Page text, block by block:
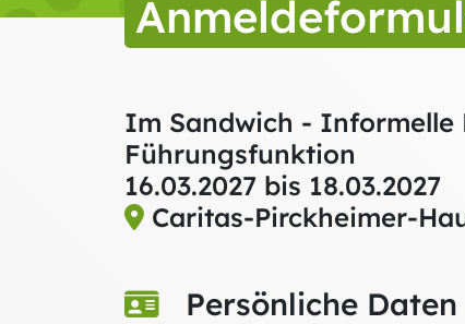
Im Sandwich - Informelle
Führungsfunktion
16.03.2027 bis 18.03.2027
Caritas-Pirckheimer-
Persönliche Daten